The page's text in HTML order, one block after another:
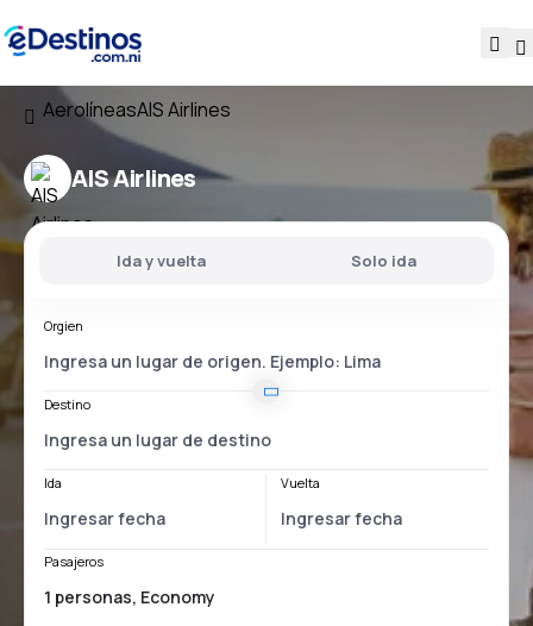
AerolíneasAIS Airlines
AIS Airlines
Ida y vuelta Solo ida
Orgien
Destino
Ida Vuelta
Pasajeros